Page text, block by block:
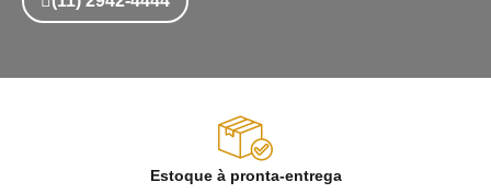
Estoque à pronta-entrega